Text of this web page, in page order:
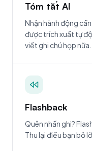
Tóm tắt AI
Nhận hành động
được trích xuất tự
viết ghi chú họp nữa.
Flashback
Quên nhấn ghi?
Thu lại điều bạn bỏ lỡ.